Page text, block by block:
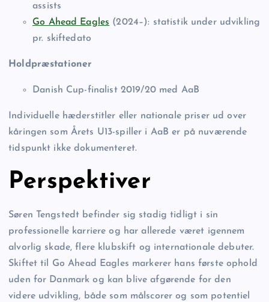
assists
Go Ahead Eagles (2024–): statistik under udvikling
pr. skiftedato
Holdpræstationer
Danish Cup-finalist 2019/20 med AaB
Individuelle hæderstitler eller nationale priser ud over
kåringen som Årets U13-spiller i AaB er på nuværende
tidspunkt ikke dokumenteret.
Perspektiver
Søren Tengstedt befinder sig stadig tidligt i sin
professionelle karriere og har allerede været igennem
alvorlig skade, flere klubskift og internationale debuter.
Skiftet til Go Ahead Eagles markerer hans første ophold
uden for Danmark og kan blive afgørende for den
videre udvikling, både som målscorer og som potentiel